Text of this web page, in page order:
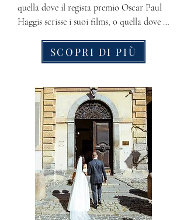
quella dove il regista premio Oscar Paul
Haggis scrisse i suoi films, o quella dove la
Wars, festeggid il suo compleanno. Tante
altre camere intrise di ricordi e passaggi
aspettano.
SCOPRI DI PIÙ